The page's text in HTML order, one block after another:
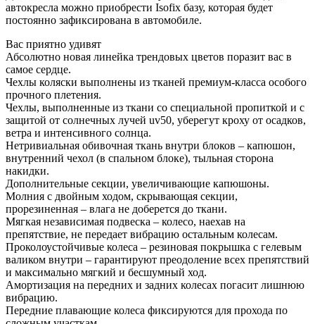
автокресла можно приобрести Isofix базу, которая будет
постоянно зафиксирована в автомобиле.
Вас приятно удивят
Абсолютно новая линейка трендовых цветов поразит вас в
самое сердце.
Чехлы коляски выполнены из тканей премиум-класса особого
прочного плетения.
Чехлы, выполненные из ткани со специальной пропиткой и с
защитой от солнечных лучей uv50, уберегут кроху от осадков,
ветра и интенсивного солнца.
Нетривиальная обивочная ткань внутри блоков – капюшон,
внутренний чехол (в спальном блоке), тыльная сторона
накидки.
Дополнительные секции, увеличивающие капюшоны.
Молния с двойным ходом, скрывающая секции,
прорезиненная – влага не доберется до ткани.
Мягкая независимая подвеска – колесо, наехав на
препятствие, не передает вибрацию остальным колесам.
Проколоустойчивые колеса – резиновая покрышка с гелевым
валиком внутри – гарантируют преодоление всех препятствий
и максимально мягкий и бесшумный ход.
Амортизация на передних и задних колесах погасит лишнюю
вибрацию.
Передние плавающие колеса фиксируются для прохода по